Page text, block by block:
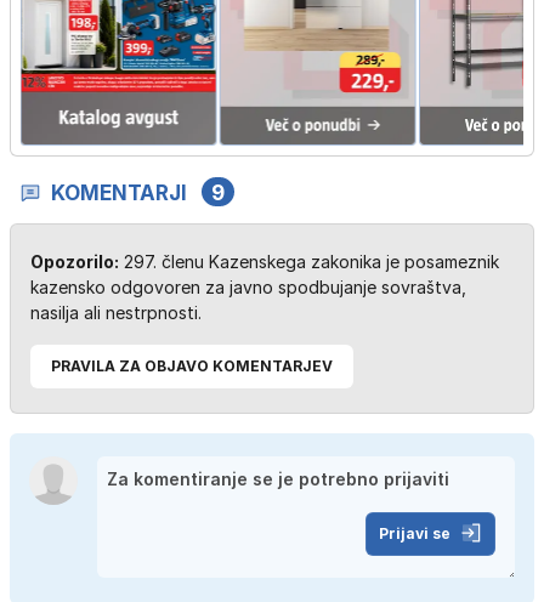
KOMENTARJI 9
Opozorilo: 297. členu Kazenskega zakonika je posameznik
kazensko odgovoren za javno spodbujanje sovraštva,
nasilja ali nestrpnosti.
PRAVILA ZA OBJAVO KOMENTARJEV
Prijavi se